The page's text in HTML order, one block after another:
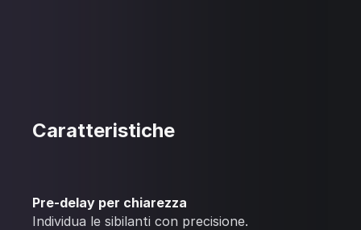
Caratteristiche
Pre-delay per chiarezza
Individua le sibilanti con precisione.